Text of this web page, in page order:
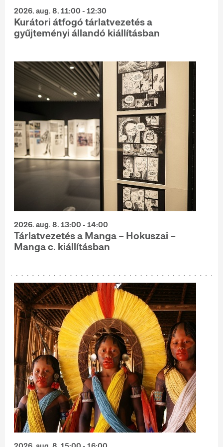
2026. aug. 8. 11:00 - 12:30
Kurátori átfogó tárlatvezetés a
gyűjteményi állandó kiállításban
2026. aug. 8. 13:00 - 14:00
Tárlatvezetés a Manga – Hokuszai –
Manga c. kiállításban